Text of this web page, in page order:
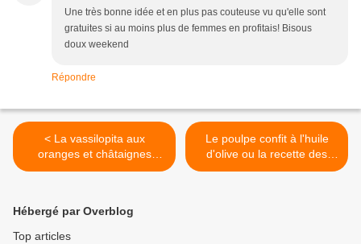
Une très bonne idée et en plus pas couteuse vu qu'elle sont
gratuites si au moins plus de femmes en profitais! Bisous
doux weekend
Répondre
< La vassilopita aux
oranges et châtaignes
parce que tout ne fut pas si
Le poulpe confit à l'huile
d'olive ou la recette des
Grecs d'avant 1821 >
Hébergé par Overblog
Top articles